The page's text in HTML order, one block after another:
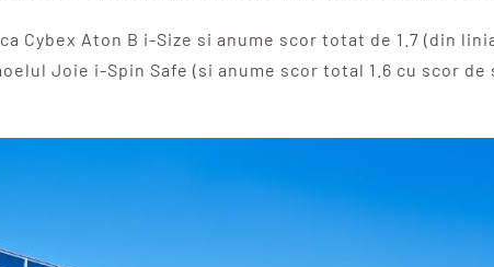
Aton B i-Size si anume scor totat de 1.7 (din
Joie i-Spin Safe (si anume scor total 1.6 cu scor de